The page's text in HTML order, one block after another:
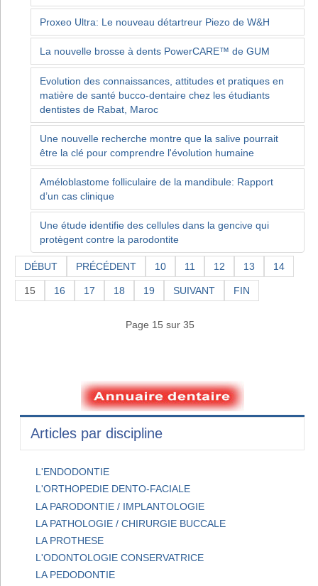
Proxeo Ultra: Le nouveau détartreur Piezo de W&H
La nouvelle brosse à dents PowerCARE™ de GUM
Evolution des connaissances, attitudes et pratiques en
matière de santé bucco-dentaire chez les étudiants
dentistes de Rabat, Maroc
Une nouvelle recherche montre que la salive pourrait
être la clé pour comprendre l'évolution humaine
Améloblastome folliculaire de la mandibule: Rapport
d’un cas clinique
Une étude identifie des cellules dans la gencive qui
protègent contre la parodontite
DÉBUT PRÉCÉDENT 10 11 12 13 14
15 16 17 18 19 SUIVANT FIN
Page 15 sur 35
Articles par discipline
L'ENDODONTIE
L'ORTHOPEDIE DENTO-FACIALE
LA PARODONTIE / IMPLANTOLOGIE
LA PATHOLOGIE / CHIRURGIE BUCCALE
LA PROTHESE
L'ODONTOLOGIE CONSERVATRICE
LA PEDODONTIE